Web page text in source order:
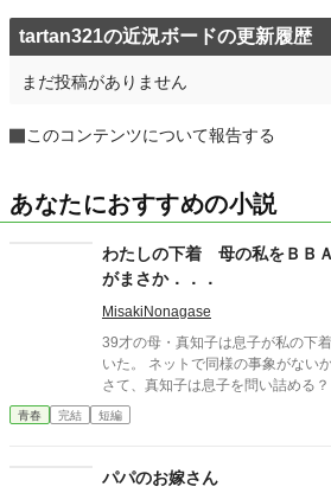
tartan321の近況ボードの更新履歴
まだ投稿がありません
このコンテンツについて報告する
あなたにおすすめの小説
わたしの下着 母の私をＢＢ
がまさか．．．
MisakiNonagase
39才の母・真知子は息子が私の下
いた。 ネットで同様の事象がない
さて、真知子は息子を問い詰める
青春 完結 短編
パパのお嫁さん